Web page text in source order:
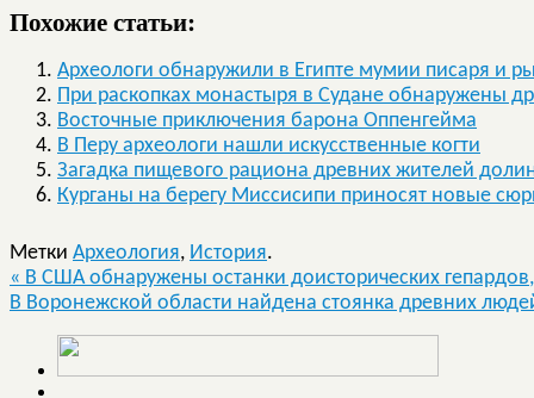
Похожие статьи:
Археологи обнаружили в Египте мумии писаря и
При раскопках монастыря в Судане обнаружены
Восточные приключения барона Оппенгейма
В Перу археологи нашли искусственные когти
Загадка пищевого рациона древних жителей
Курганы на берегу Миссисипи приносят новые
Метки Археология, История.
« В США обнаружены останки доисторических
В Воронежской области найдена стоянка древних